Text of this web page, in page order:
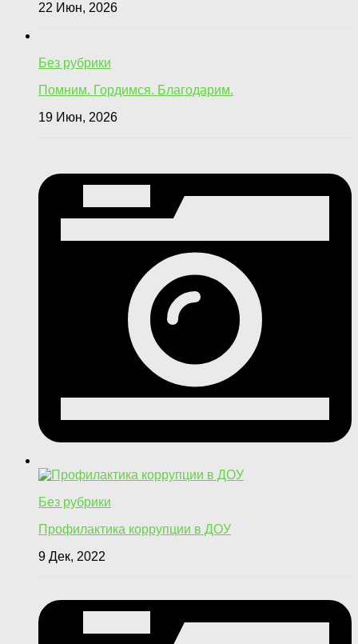
22 Июн, 2026
Без рубрики
Помним. Гордимся. Благодарим.
19 Июн, 2026
Без рубрики
Профилактика коррупции в ДОУ
9 Дек, 2022